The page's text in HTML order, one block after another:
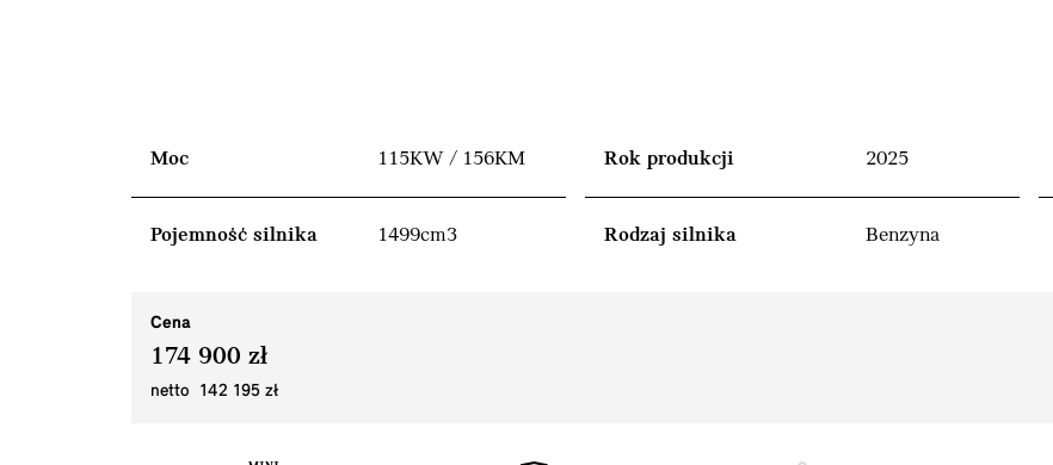
Moc 115KW / 156KM
Pojemność silnika 1499cm3
Rok produkcji 2025
Rodzaj silnika Benzyna
Cena
174 900 zł
netto 142 195 zł